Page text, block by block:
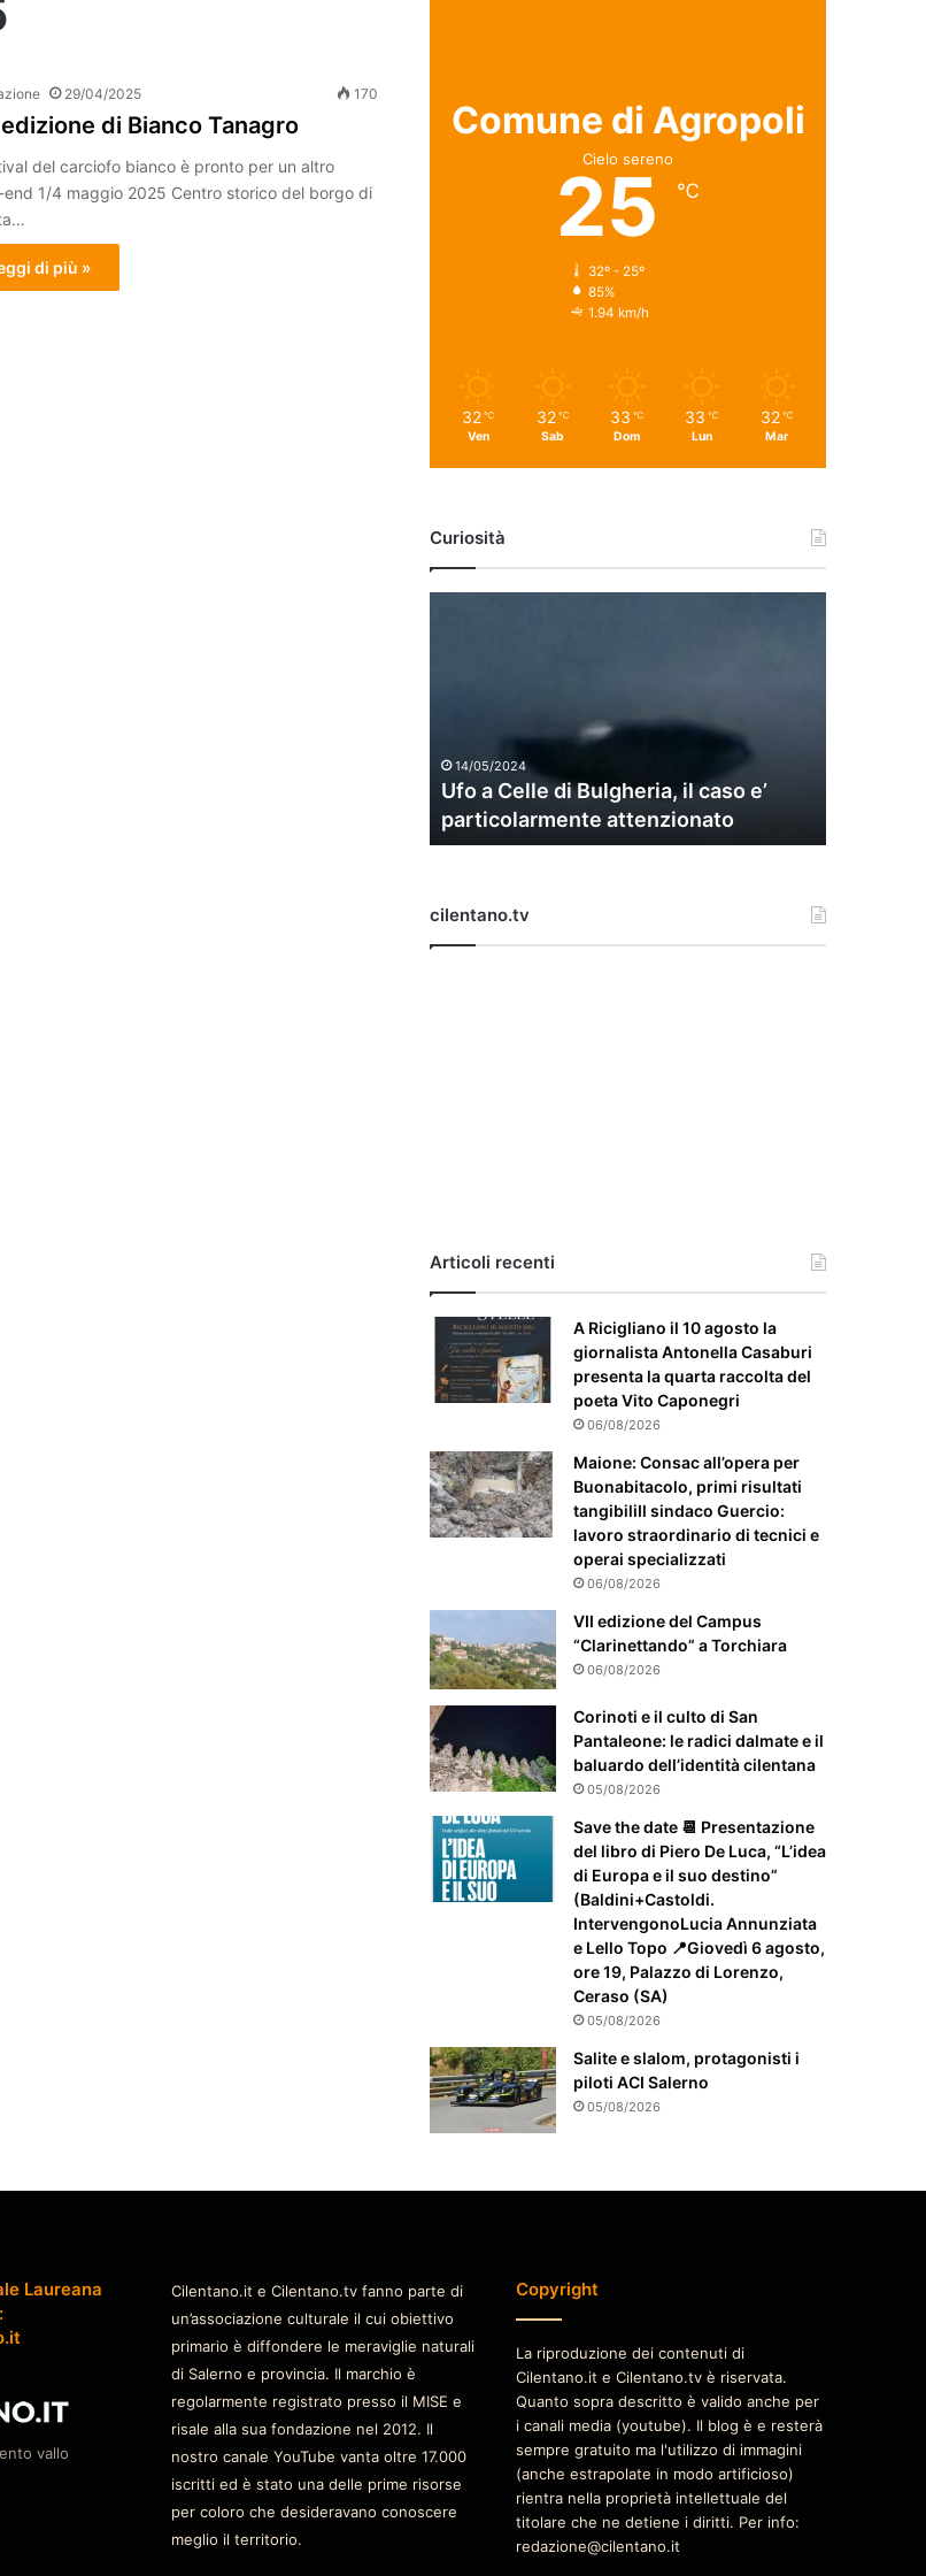
29/04/2025 170
di Bianco Tanagro
del carciofo bianco è pronto per un altro
end 1/4 maggio 2025 Centro storico del borgo di
di più »
Comune di Agropoli
Cielo sereno
25 ℃
32º - 25º
85%
1.94 km/h
32 ℃
Ven
32 ℃
Sab
33 ℃
Dom
33 ℃
Lun
32 ℃
Mar
Curiosità
i
l
g
e
t
o
l
a
r
e
a
t
t
e
n
z
t
14/05/2024
Ufo a Celle di Bulgheria, il caso e’
particolarmente attenzionato
cilentano.tv
Articoli recenti
A Ricigliano il 10 agosto la
giornalista Antonella Casaburi
presenta la quarta raccolta del
poeta Vito Caponegri
06/08/2026
Maione: Consac all’opera per
Buonabitacolo, primi risultati
tangibiliIl sindaco Guercio:
lavoro straordinario di tecnici e
operai specializzati
06/08/2026
VII edizione del Campus
“Clarinettando” a Torchiara
06/08/2026
Corinoti e il culto di San
Pantaleone: le radici dalmate e il
baluardo dell’identità cilentana
05/08/2026
Save the date 📆 Presentazione
del libro di Piero De Luca, “L’idea
di Europa e il suo destino”
(Baldini+Castoldi.
IntervengonoLucia Annunziata
e Lello Topo 📍Giovedì 6 agosto,
ore 19, Palazzo di Lorenzo,
Ceraso (SA)
05/08/2026
Salite e slalom, protagonisti i
piloti ACI Salerno
05/08/2026
Laureana
vallo
Cilentano.it e Cilentano.tv fanno parte di
un’associazione culturale il cui obiettivo
primario è diffondere le meraviglie naturali
di Salerno e provincia. Il marchio è
regolarmente registrato presso il MISE e
risale alla sua fondazione nel 2012. Il
nostro canale YouTube vanta oltre 17.000
iscritti ed è stato una delle prime risorse
per coloro che desideravano conoscere
meglio il territorio.
Copyright
La riproduzione dei contenuti di
Cilentano.it e Cilentano.tv è riservata.
Quanto sopra descritto è valido anche per
i canali media (youtube). Il blog è e resterà
sempre gratuito ma l'utilizzo di immagini
(anche estrapolate in modo artificioso)
rientra nella proprietà intellettuale del
titolare che ne detiene i diritti. Per info:
redazione@cilentano.it